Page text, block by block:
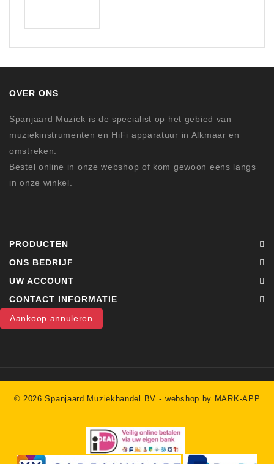
OVER ONS
Spanjaard Muziek is de specialist op het gebied van
muziekinstrumenten en HiFi apparatuur in Alkmaar en
omstreken.
Bestel online in onze webshop of kom gewoon eens langs
in onze winkel.
PRODUCTEN
ONS BEDRIJF
UW ACCOUNT
CONTACT INFORMATIE
Aankoop annuleren
© 2026 Spanjaard Muziekhandel BV -webshop by MARK-APP